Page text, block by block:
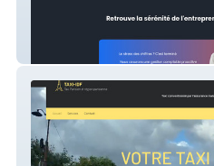
Klaro Conseils